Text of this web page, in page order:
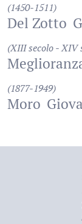
(1450-1511)
Del Zotto
(XIII secolo - XIV
(1877-1949)
Moro